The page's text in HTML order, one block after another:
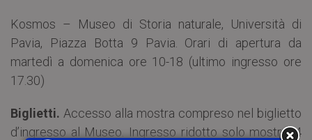
Kosmos – Museo di Storia naturale, Università di
Pavia, Piazza Botta 9 Pavia. Orari di apertura da
martedì a domenica ore 10-18 (ultimo ingresso ore
17.30)
Biglietti. Accesso alla mostra compreso nel biglietto
d’ingresso al Museo. Ingresso ridotto solo mostra: 4